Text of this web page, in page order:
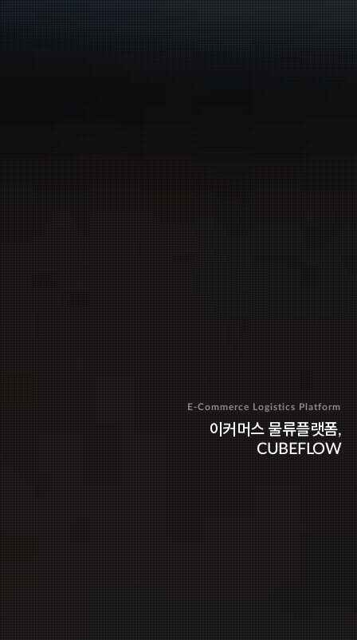
E-Commerce Logistics Platform
이커머스 물류플랫폼,
CUBEFLOW